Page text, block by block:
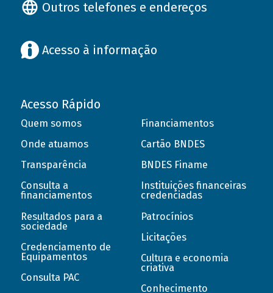
Outros telefones e endereços
Acesso à informação
Acesso Rápido
Quem somos
Onde atuamos
Transparência
Consulta a
financiamentos
Resultados para a
sociedade
Credenciamento de
Equipamentos
Consulta PAC
Financiamentos
Cartão BNDES
BNDES Finame
Instituições financeiras
credenciadas
Patrocínios
Licitações
Cultura e economia
criativa
Conhecimento